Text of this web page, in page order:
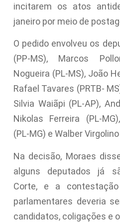
incitarem os atos
janeiro por meio de
O pedido envolveu os
(PP-MS), Marcos
Nogueira (PL-MS), João
Rafael Tavares (PRTB-
Silvia Waiãpi (PL-AP),
Nikolas Ferreira (PL-
(PL-MG) e Walber
Na decisão, Moraes
alguns deputados já
Corte, e a
parlamentares deveria
candidatos, coligações e